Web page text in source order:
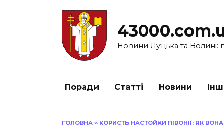
Новини Луцька та Волині:
Поради Статті Новини
ГОЛОВНА » КОРИСТЬ НАСТОЙКИ ПІВОНІЇ: ЯК